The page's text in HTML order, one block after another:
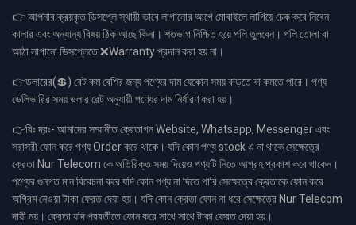
👉 আপনার ক্রয়কৃত ডিসপ্লে স্থায়ী ভাবে লাগানোর আগে মোবাইলে লাগিয়ে চেক করে নিবেন
কালার এবং অন্যান্য বিষয় ঠিক আছে কিনা। শতভাগ নিশ্চিত হয়ে পলি তুলবেন। পলি তোলা বা
আঠা লাগানো ডিসপ্লেতে ❌Warranty প্রদান করা হয় না।
👉ডলারের(💲) রেট কম বেশির জন্য পণ্যের দাম যেকোন সময় বাড়তে বা কমতে পারে। পণ্য
ডেলিভারির সময় ডলার রেট অনুযায়ী পণ্যের দাম নির্ধারণ করা হয়।
👉বিঃ দ্রঃ- আমাদের সম্মানীত ক্রেতাগন Website, Whatsapp, Messenger এবং
সরাসরী ফোন করে পণ্য Order করে থাকে। যদি কোন পণ্য stock এ না থাকে সেক্ষেত্রে
ক্রেতা Nur Telecom কে অতিরিক্ত সময় দিয়েও পণ্যটি নিতে আগ্রহ প্রকাশ করে থাকেন।
পণ্যের গুনগত মান বিবেচনা করে যদি কোন পণ্য না দিতে পারি সেক্ষেত্রে ক্রেতাকে ফোন করে
অগ্রিম নেওয়া টাকা ফেরত দেয়া হয়। যদি কোন ক্রেতা ফোন না ধরে সেক্ষেত্রে Nur Telecom
দায়ী নয়। ক্রেতা যদি পরবর্তীতে ফোন করে সাথে সাথে টাকা ফেরত দেয়া হয়।